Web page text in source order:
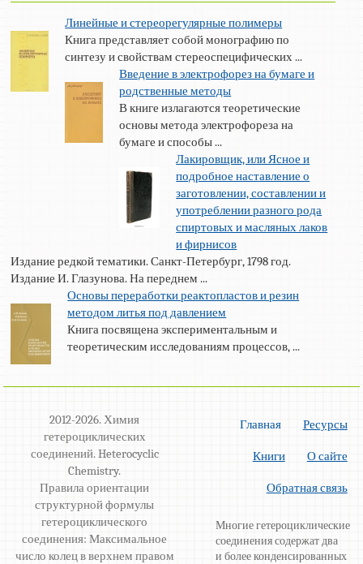
Линейные и стереорегулярные полимеры
Книга представляет собой монографию по
синтезу и свойствам стереоспецифических ...
Введение в электрофорез на бумаге и
родственные методы
В книге излагаются теоретические
основы метода электрофореза на
бумаге и способы ...
Лакировщик, или Ясное и
подробное наставление о
заготовлении, составлении и
употреблении разного рода
спиртовых и масляных лаков
и фирнисов
Издание редкой тематики. Санкт-Петербург, 1798 год.
Издание И. Глазунова. На переднем ...
Основы переработки реактопластов и резин
методом литья под давлением
Книга посвящена экспериментальным и
теоретическим исследованиям процессов, ...
2012-2026. Химия
гетероциклических
соединений. Heterocyclic
Chemistry.
Правила ориентации
структурной формулы
гетероциклического
соединения: Максимальное
число колец в верхнем правом
Главная Ресурсы
Книги О сайте
Обратная связь
Многие гетероциклические
соединения содержат два
и более конденсированных